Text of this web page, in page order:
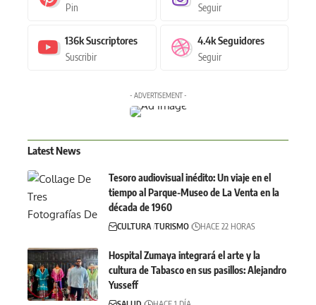
Pin Seguir
136kSuscriptores
Suscribir
4.4kSeguidores
Seguir
- ADVERTISEMENT -
Latest News
Tesoro audiovisual inédito: Un viaje en el
tiempo al Parque-Museo de La Venta en la
década de 1960
CULTURA TURISMO HACE 22 HORAS
Hospital Zumaya integrará el arte y la
cultura de Tabasco en sus pasillos: Alejandro
Yusseff